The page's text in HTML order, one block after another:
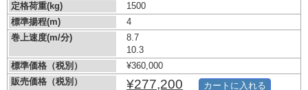
定格荷重(kg)
1500
標準揚程(m)
4
巻上速度(m/分)
8.7
10.3
標準価格（税別）
¥360,000
販売価格（税別）
¥277,200 カートに入れる